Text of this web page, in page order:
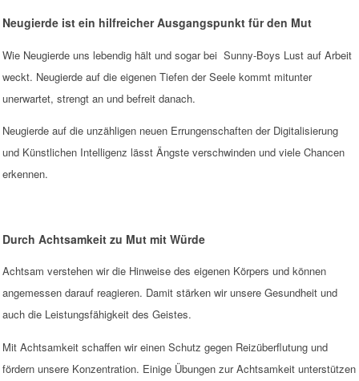
Neugierde ist ein hilfreicher Ausgangspunkt für den Mut
Wie Neugierde uns lebendig hält und sogar bei Sunny-Boys Lust auf Arbeit
weckt. Neugierde auf die eigenen Tiefen der Seele kommt mitunter
unerwartet, strengt an und befreit danach.
Neugierde auf die unzähligen neuen Errungenschaften der Digitalisierung
und Künstlichen Intelligenz lässt Ängste verschwinden und viele Chancen
erkennen.
Durch Achtsamkeit zu Mut mit Würde
Achtsam verstehen wir die Hinweise des eigenen Körpers und können
angemessen darauf reagieren. Damit stärken wir unsere Gesundheit und
auch die Leistungsfähigkeit des Geistes.
Mit Achtsamkeit schaffen wir einen Schutz gegen Reizüberflutung und
fördern unsere Konzentration. Einige Übungen zur Achtsamkeit unterstützen